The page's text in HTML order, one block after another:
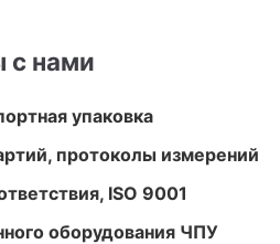
с нами
упаковка
протоколы измерений
ISO 9001
оборудования ЧПУ